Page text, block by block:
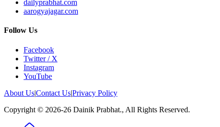
dailyprabhat.com
aarogyajagar.com
Follow Us
Facebook
Twitter / X
Instagram
YouTube
About Us|Contact Us|Privacy Policy
Copyright © 2026-26 Dainik Prabhat., All Rights Reserved.